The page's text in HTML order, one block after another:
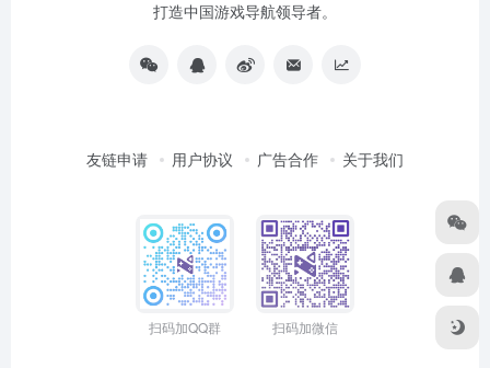
打造中国游戏导航领导者。
友链申请 用户协议 广告合作 关于我们
扫码加QQ群 扫码加微信